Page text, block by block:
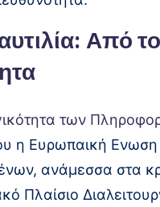
Από
των
η Ευρωπαική
ανάμεσσα στα
Πλαίσιο